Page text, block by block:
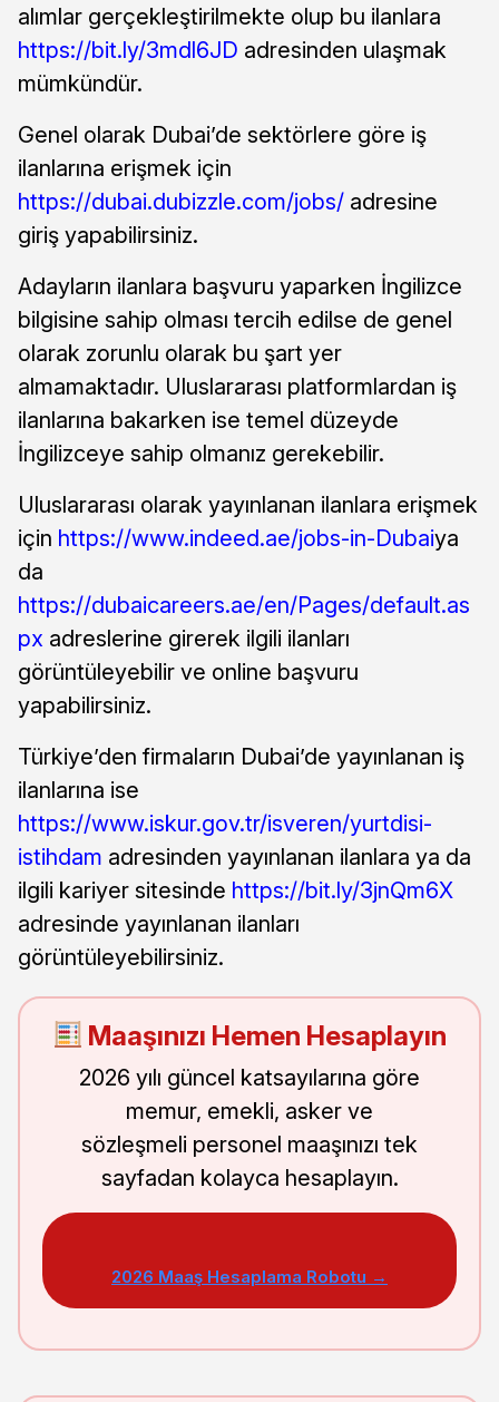
alımlar gerçekleştirilmekte olup bu ilanlara
https://bit.ly/3mdl6JD adresinden ulaşmak
mümkündür.
Genel olarak Dubai’de sektörlere göre iş
ilanlarına erişmek için
https://dubai.dubizzle.com/jobs/ adresine
giriş yapabilirsiniz.
Adayların ilanlara başvuru yaparken İngilizce
bilgisine sahip olması tercih edilse de genel
olarak zorunlu olarak bu şart yer
almamaktadır. Uluslararası platformlardan iş
ilanlarına bakarken ise temel düzeyde
İngilizceye sahip olmanız gerekebilir.
Uluslararası olarak yayınlanan ilanlara erişmek
için https://www.indeed.ae/jobs-in-Dubaiya
da
https://dubaicareers.ae/en/Pages/default.as
px adreslerine girerek ilgili ilanları
görüntüleyebilir ve online başvuru
yapabilirsiniz.
Türkiye’den firmaların Dubai’de yayınlanan iş
ilanlarına ise
https://www.iskur.gov.tr/isveren/yurtdisi-
istihdam adresinden yayınlanan ilanlara ya da
ilgili kariyer sitesinde https://bit.ly/3jnQm6X
adresinde yayınlanan ilanları
görüntüleyebilirsiniz.
Maaşınızı Hemen Hesaplayın
2026 yılı güncel katsayılarına göre
memur, emekli, asker ve
sözleşmeli personel maaşınızı tek
sayfadan kolayca hesaplayın.
2026 Maaş Hesaplama Robotu →